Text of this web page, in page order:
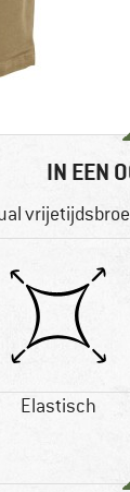
IN EEN
Elastisch